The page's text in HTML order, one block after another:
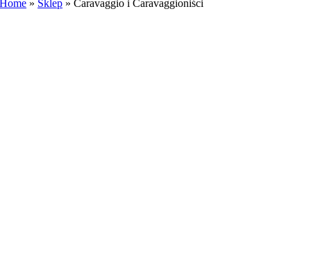
Home » Sklep »Caravaggio i Caravaggioniści